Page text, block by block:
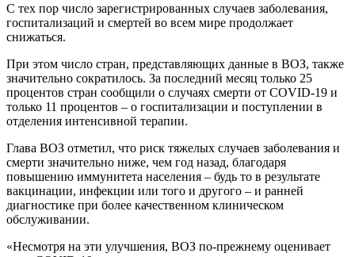
С тех пор число зарегистрированных случаев заболевания,
госпитализаций и смертей во всем мире продолжает
снижаться.
При этом число стран, представляющих данные в ВОЗ, также
значительно сократилось. За последний месяц только 25
процентов стран сообщили о случаях смерти от COVID-19 и
только 11 процентов – о госпитализации и поступлении в
отделения интенсивной терапии.
Глава ВОЗ отметил, что риск тяжелых случаев заболевания и
смерти значительно ниже, чем год назад, благодаря
повышению иммунитета населения – будь то в результате
вакцинации, инфекции или того и другого – и ранней
диагностике при более качественном клиническом
обслуживании.
«Несмотря на эти улучшения, ВОЗ по-прежнему оценивает